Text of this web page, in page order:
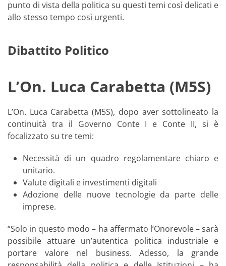
punto di vista della politica su questi temi così delicati e
allo stesso tempo così urgenti.
Dibattito Politico
L’On. Luca Carabetta (M5S)
L’On. Luca Carabetta (M5S), dopo aver sottolineato la
continuità tra il Governo Conte I e Conte II, si è
focalizzato su tre temi:
Necessità di un quadro regolamentare chiaro e
unitario.
Valute digitali e investimenti digitali
Adozione delle nuove tecnologie da parte delle
imprese.
“Solo in questo modo – ha affermato l’Onorevole – sarà
possibile attuare un’autentica politica industriale e
portare valore nel business. Adesso, la grande